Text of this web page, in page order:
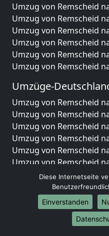
Umzug von Remscheid
Umzug von Remscheid
Umzug von Remscheid
Umzug von Remscheid
Umzug von Remscheid
Umzug von Remscheid
Umzüge-
Umzug von Remscheid
Umzug von Remscheid
Umzug von Remscheid
Umzug von Remscheid
Umzug von Remscheid
Umzug von Remscheid
Umzug von Remscheid
Umzug von Remscheid
Umzug von Remscheid
Umzug von Remscheid
Umzug von Remscheid
Diese Internetseite
Einverstanden